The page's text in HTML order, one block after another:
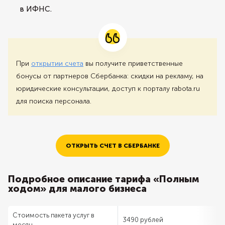
в ИФНС.
При открытии счета вы получите приветственные
бонусы от партнеров Сбербанка: скидки на рекламу, на
юридические консультации, доступ к порталу rabota.ru
для поиска персонала.
ОТКРЫТЬ СЧЕТ В СБЕРБАНКЕ
Подробное описание тарифа «Полным
ходом» для малого бизнеса
Стоимость пакета услуг в
3490 рублей